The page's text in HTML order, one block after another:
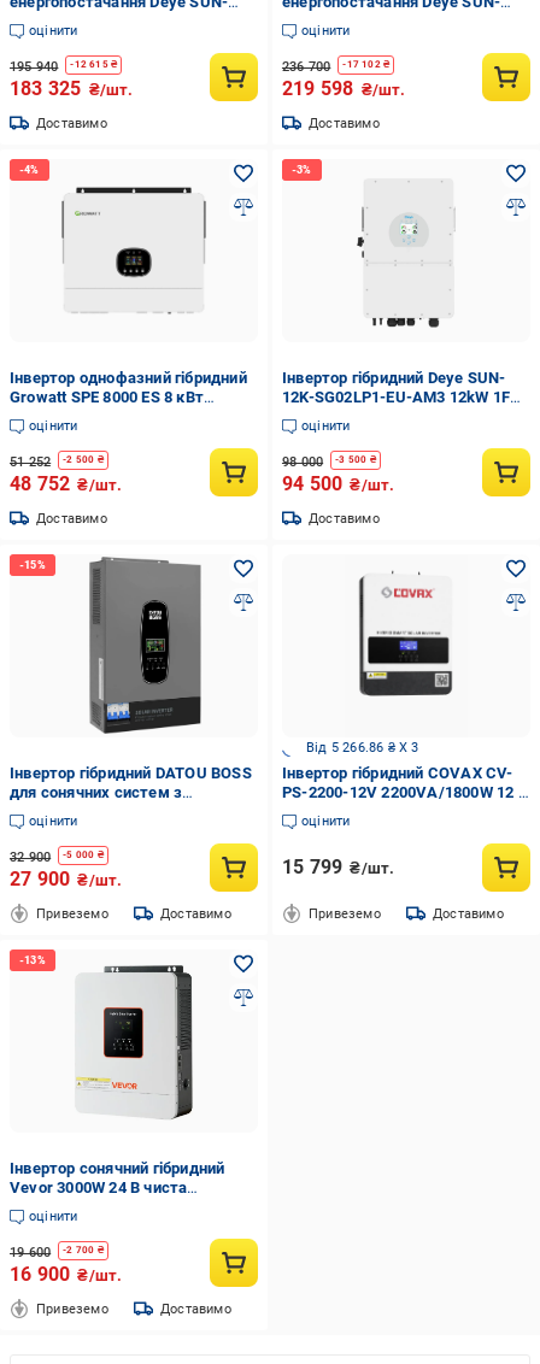
15K-SG05LP3-EU 15kW та Deye
SE-F5 Pro-C 10,24kWh White
(31560520)
оцінити
195 940 -12 615₴
183 325 ₴/шт.
Доставимо
15K-SG05LP3-EU 15kW та Pytes
E-Box 48100R 15,36kWh White
(31560960)
оцінити
236 700 -17 102₴
219 598 ₴/шт.
Доставимо
Інвертор однофазний гібридний
Growatt SPE 8000 ES 8 кВт
(23524112)
оцінити
51 252 -2 500 ₴
48 752 ₴/шт.
Доставимо
Інвертор гібридний Deye SUN-
12K-SG02LP1-EU-AM3 12kW 1F
40-60V (SUN-12K-SG02LP1-EU-
AM3)
оцінити
98 000 -3 500 ₴
94 500 ₴/шт.
Доставимо
Інвертор гібридний DATOU BOSS
для сонячних систем з
дисплеєм чиста синусоїда 48В
6,2кВт (143)
оцінити
32 900 -5 000 ₴
27 900 ₴/шт.
Привеземо Доставимо
Від 5 266.86 ₴ X 3
Інвертор гібридний COVAX CV-
PS-2200-12V 2200VA/1800W 12 V
з MPPT 80A 2000W (32167390)
оцінити
15 799 ₴/шт.
Привеземо Доставимо
Інвертор сонячний гібридний
Vevor 3000W 24 В чиста
синусоїда з MPPT 80A
оцінити
19 600 -2 700 ₴
16 900 ₴/шт.
Привеземо Доставимо